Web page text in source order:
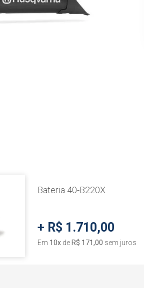
Bateria 40-B220X
+ R$ 1.710,00
Em 10x de R$ 171,00 sem juros